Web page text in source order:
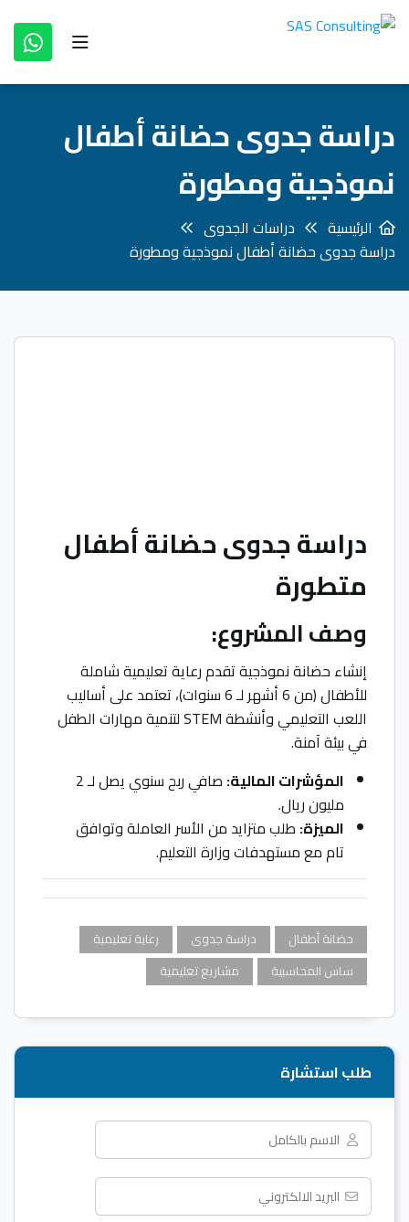
دراسة جدوى حضانة أطفال
نموذجية ومطورة
الرئيسية
دراسات الجدوى
دراسة جدوى حضانة أطفال نموذجية ومطورة
دراسة جدوى حضانة أطفال
متطورة
وصف المشروع:
إنشاء حضانة نموذجية تقدم رعاية تعليمية شاملة
للأطفال (من 6 أشهر لـ 6 سنوات)، تعتمد على أساليب
اللعب التعليمي وأنشطة STEM لتنمية مهارات الطفل
في بيئة آمنة.
المؤشرات المالية:
صافي ربح سنوي يصل لـ 2
مليون ريال.
الميزة:طلب متزايد من الأسر العاملة وتوافق
تام مع مستهدفات وزارة التعليم.
حضانة أطفال دراسة جدوى
رعاية تعليمية
ساس المحاسبية
مشاريع تعليمية
طلب استشارة